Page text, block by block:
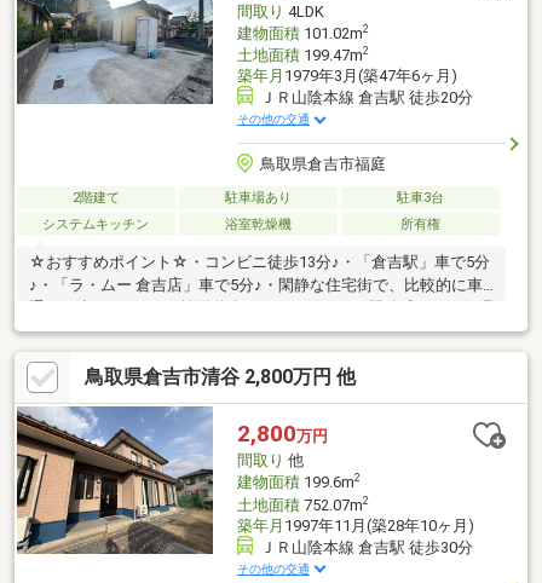
間取り 4LDK
建物面積101.02m2
土地面積199.47m2
築年月 1979年3月(築47年6ヶ月)
ＪＲ山陰本線 倉吉駅 徒歩20分
その他の交通
鳥取県倉吉市福庭
2階建て 駐車場あり
駐車3台
システムキッチン
浴室乾燥機 所有権
☆おすすめポイント☆・コンビニ徒歩13分♪・「倉吉駅」車で5分
♪・「ラ・ムー 倉吉店」車で5分♪・閑静な住宅街で、比較的に車
境♪・リフォーム済みなので内装が新品同様に綺麗です♪・家族が
個々の時間を大切にできる独立階段♪・対面式キッチンで会話を楽
しみながら料理や片付けがスムーズに♪・全室に収納があり、家族
それぞれの荷物を分けて収納可能♪※土砂災害警戒区域
◆◆──────────◆◆ 物件見学予約受付中！ お問い合わせ
はお早めに！ TEL【0857-30-7788】◆◆──────────◆◆
鳥取県倉吉市清谷 2,800万円 他
2,800万円
間取り 他
建物面積199.6m2
土地面積752.07m2
築年月 1997年11月(築28年10ヶ月)
ＪＲ山陰本線 倉吉駅 徒歩30分
その他の交通